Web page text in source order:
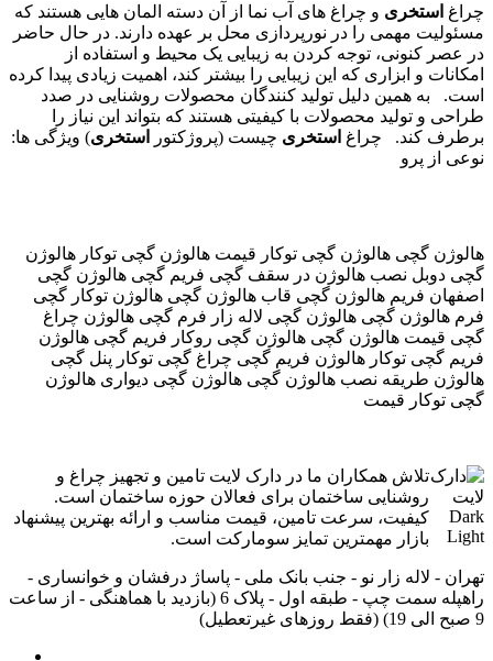
چراغ استخری و چراغ های آب نما از آن دسته المان هایی هستند که
مسئولیت مهمی را در نورپردازی محل بر عهده دارند. در حال حاضر
در عصر کنونی، توجه کردن به زیبایی یک محیط و استفاده از
امکانات و ابزاری که این زیبایی را بیشتر کند، اهمیت زیادی پیدا کرده
است. به همین دلیل تولید کنندگان محصولات روشنایی در صدد
طراحی و تولید محصولات با کیفیتی هستند که بتواند این نیاز را
برطرف کند. چراغ استخری چیست (پروژکتور استخری) ویژگی ها:
نوعی از پرو
هالوژن گچی هالوژن گچی توکار قیمت هالوژن گچی توکار هالوژن
گچی دوبل نصب هالوژن در سقف گچی فریم گچی هالوژن گچی
اصفهان فریم هالوژن گچی قاب هالوژن گچی هالوژن توکار گچی
فرم هالوژن گچی هالوژن گچی لاله زار فرم گچی هالوژن چراغ
گچی قیمت هالوژن گچی هالوژن گچی روکار فریم گچی هالوژن
فریم گچی توکار هالوژن فریم گچی چراغ گچی توکار پنل گچی
هالوژن طریقه نصب هالوژن گچی هالوژن گچی دیواری هالوژن
گچی توکار قیمت
تلاش همکاران ما در دارک لایت تامین و تجهیز چراغ و
روشنایی ساختمان برای فعالان حوزه ساختمان است.
کیفیت، سرعت تامین، قیمت مناسب و ارائه بهترین پیشنهاد
بازار مهمترین تمایز سومارکت است.
تهران - لاله زار نو - جنب بانک ملی - پاساژ درفشان و خوانساری -
راه‎پله سمت چپ - طبقه اول - پلاک 6 (بازدید با هماهنگی - از ساعت
9 صبح الی 19) (فقط روزهای غیرتعطیل)